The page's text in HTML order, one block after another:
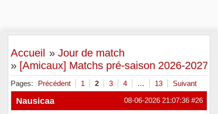
Accueil »Jour de match
» [Amicaux] Matchs pré-saison 2026-2027
Pages: Précédent 1 2 3 4 … 13 Suivant
#26
08-06-2026 21:07:36
Nausicaa